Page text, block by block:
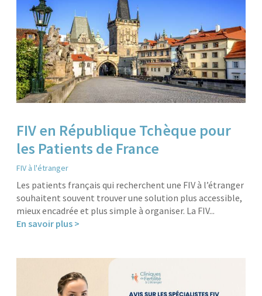
FIV en République Tchèque pour
les Patients de France
FIV à l'étranger
Les patients français qui recherchent une FIV à l’étranger
souhaitent souvent trouver une solution plus accessible,
mieux encadrée et plus simple à organiser. La FIV...
En savoir plus >